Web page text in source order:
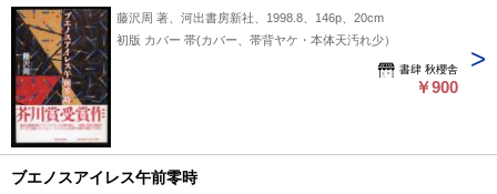
藤沢周 著、河出書房新社、1998.8、146p、20cm
初版 カバー 帯(カバー、帯背ヤケ・本体天汚れ少）
書肆 秋櫻舎
￥900
ブエノスアイレス午前零時